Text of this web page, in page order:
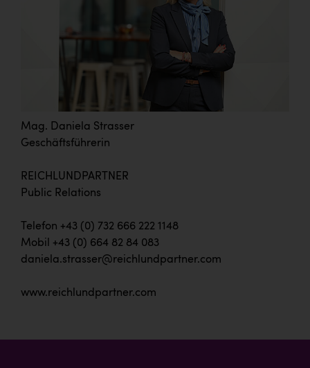
Mag. Daniela Strasser
Geschäftsführerin
REICHLUNDPARTNER
Public Relations
Telefon +43 (0) 732 666 222 1148
Mobil +43 (0) 664 82 84 083
daniela.strasser@reichlundpartner.com
www.reichlundpartner.com